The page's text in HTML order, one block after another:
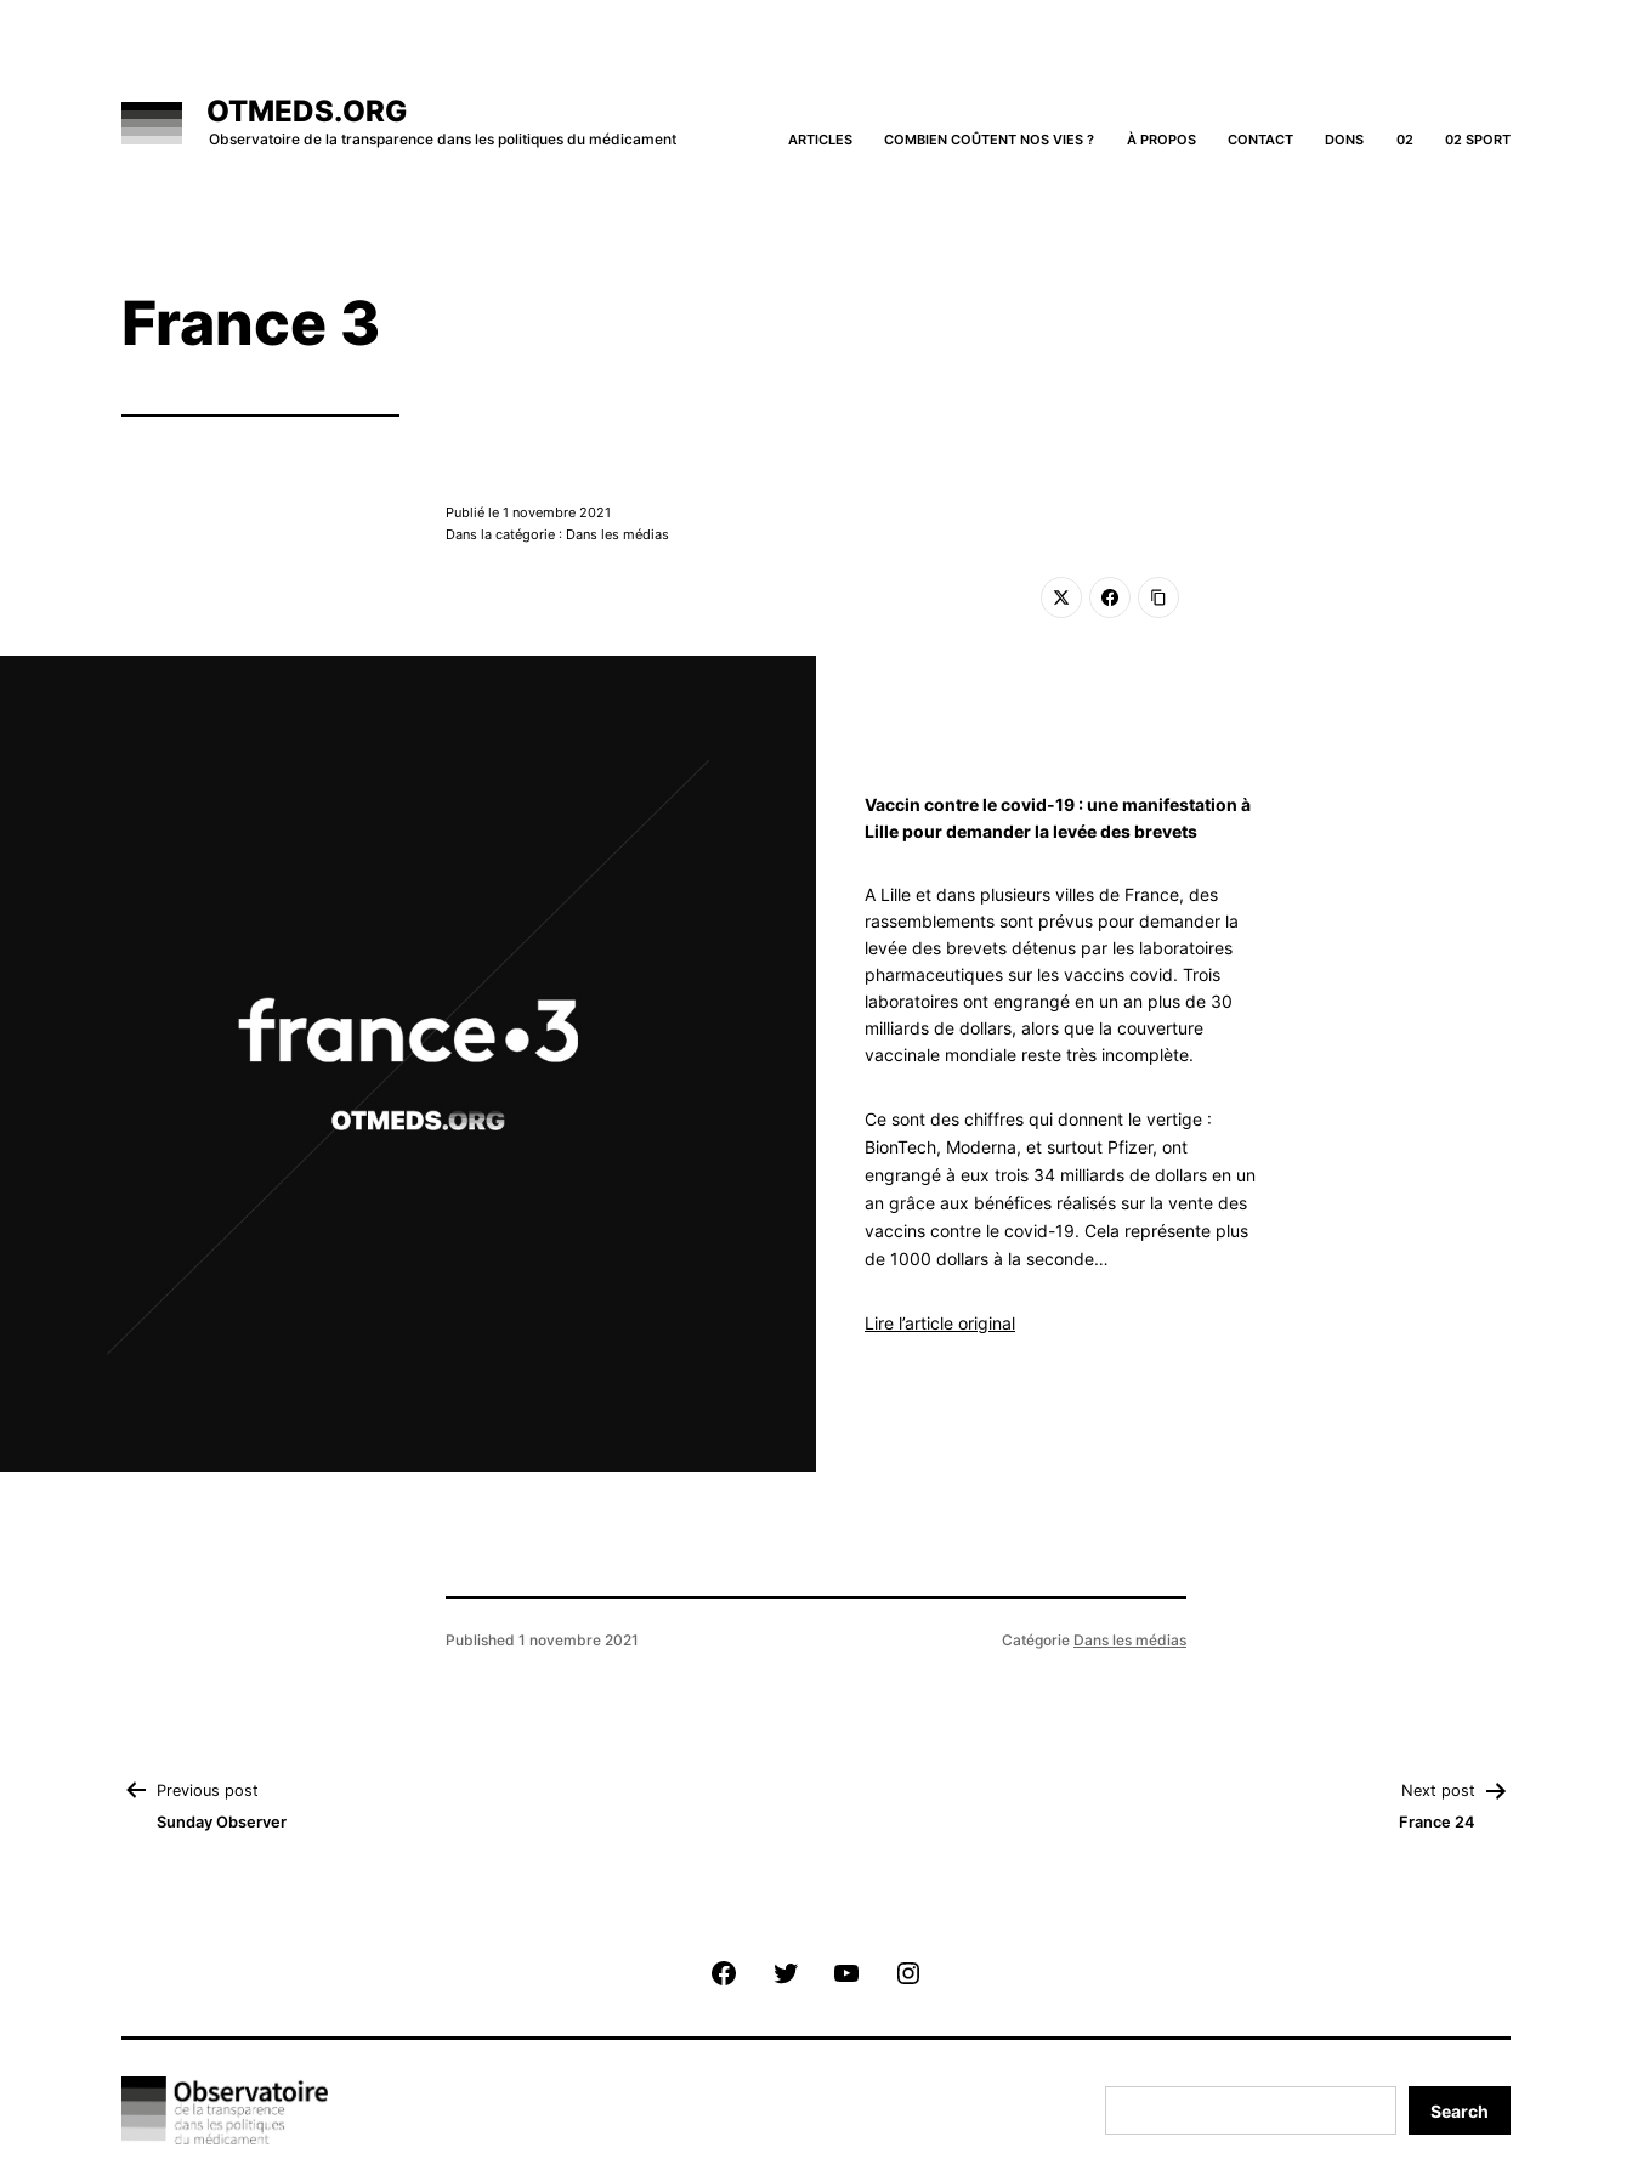
OTMEDS.ORG
Observatoire de la transparence dans les politiques du médicament ARTICLES COMBIEN COÛTENT NOS VIES ? À PROPOS CONTACT DONS 02 02 SPORT
France 3
Publié le 1 novembre 2021
Dans la catégorie : Dans les médias
Vaccin contre le covid-19 : une manifestation à
Lille pour demander la levée des brevets
A Lille et dans plusieurs villes de France, des
rassemblements sont prévus pour demander la
levée des brevets détenus par les laboratoires
pharmaceutiques sur les vaccins covid. Trois
laboratoires ont engrangé en un an plus de 30
milliards de dollars, alors que la couverture
vaccinale mondiale reste très incomplète.
Ce sont des chiffres qui donnent le vertige :
BionTech, Moderna, et surtout Pfizer, ont
engrangé à eux trois 34 milliards de dollars en un
an grâce aux bénéfices réalisés sur la vente des
vaccins contre le covid-19. Cela représente plus
de 1000 dollars à la seconde…
Lire l’article original
Published 1 novembre 2021 Catégorie Dans les médias
Navigation
Previous post
Sunday Observer
Next post
France 24
FacebookTwitter Youtube